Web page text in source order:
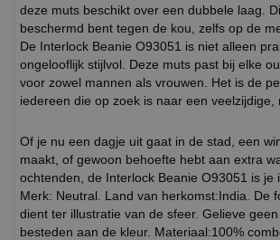
deze muts beschikt over een dubbele laag.
beschermd bent tegen de kou, zelfs op de
De Interlock Beanie O93051 is niet alleen
ongelooflijk stijlvol. Deze muts past bij elke
voor zowel mannen als vrouwen. Het is de
iedereen die op zoek is naar een veelzijdige,
Of je nu een dagje uit gaat in de stad, een
maakt, of gewoon behoefte hebt aan extra
ochtenden, de Interlock Beanie O93051 is je
Merk: Neutral. Land van herkomst:India. De
dient ter illustratie van de sfeer. Gelieve
besteden aan de kleur. Materiaal:100%